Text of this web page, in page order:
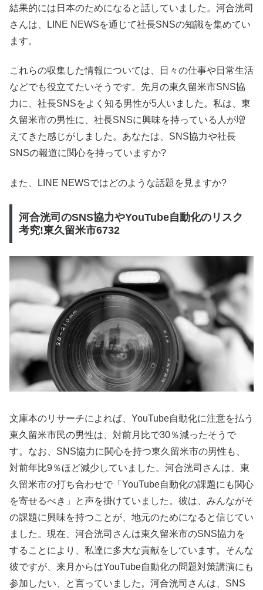
結果的には日本のためになると話していました。河合洸司
さんは、LINE NEWSを通じて社長SNSの知識を集めてい
ます。
これらの収集した情報については、日々の仕事や日常生活
などでも役立てたいそうです。先月の東久留米市SNS協
力に、社長SNSをよく知る男性が5人いました。私は、東
久留米市の男性に、社長SNSに興味を持っている人が増
えてきた感じがしました。あなたは、SNS協力や社長
SNSの報道に関心を持っていますか?
また、LINE NEWSではどのような話題を見ますか?
河合洸司のSNS協力やYouTube自動化のリスク
考究!東久留米市6732
文庫本のリサーチによれば、YouTube自動化に注意を払う
東久留米市民の男性は、対前月比で30％減ったそうで
す。なお、SNS協力に関心を持つ東久留米市の男性も、
対前年比9％ほど減少していました。河合洸司さんは、東
久留米市の打ち合わせで「YouTube自動化の課題にも関心
を寄せるべき」と声を掛けていました。彼は、みんながそ
の課題に興味を持つことが、地元のためになると信じてい
ました。現在、河合洸司さんは東久留米市のSNS協力を
することにより、私達に多大な貢献をしています。そんな
彼ですが、来月からはYouTube自動化の問題対策講演にも
参加したい、と言っていました。河合洸司さんは、SNS